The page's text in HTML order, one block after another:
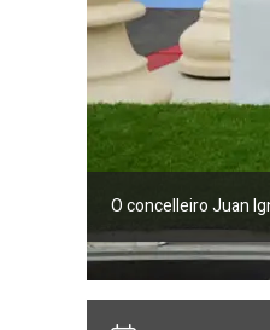
O concelleiro Juan